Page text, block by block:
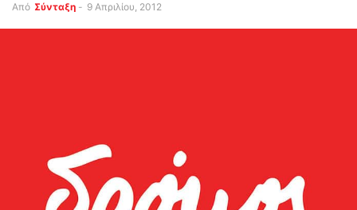
Από Σύνταξη - 9 Απριλίου, 2012